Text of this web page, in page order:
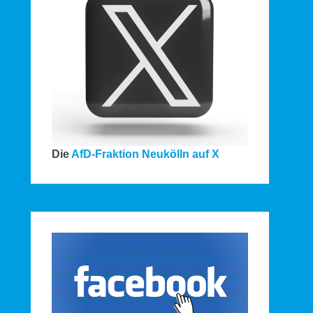
DieAfD-Fraktion Neukölln auf X